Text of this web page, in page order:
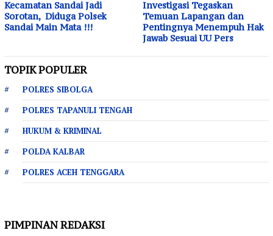
Kecamatan Sandai Jadi
Sorotan, Diduga Polsek
Sandai Main Mata !!!
Investigasi Tegaskan
Temuan Lapangan dan
Pentingnya Menempuh Hak
Jawab Sesuai UU Pers
TOPIK POPULER
POLRES SIBOLGA
POLRES TAPANULI TENGAH
HUKUM & KRIMINAL
POLDA KALBAR
POLRES ACEH TENGGARA
PIMPINAN REDAKSI